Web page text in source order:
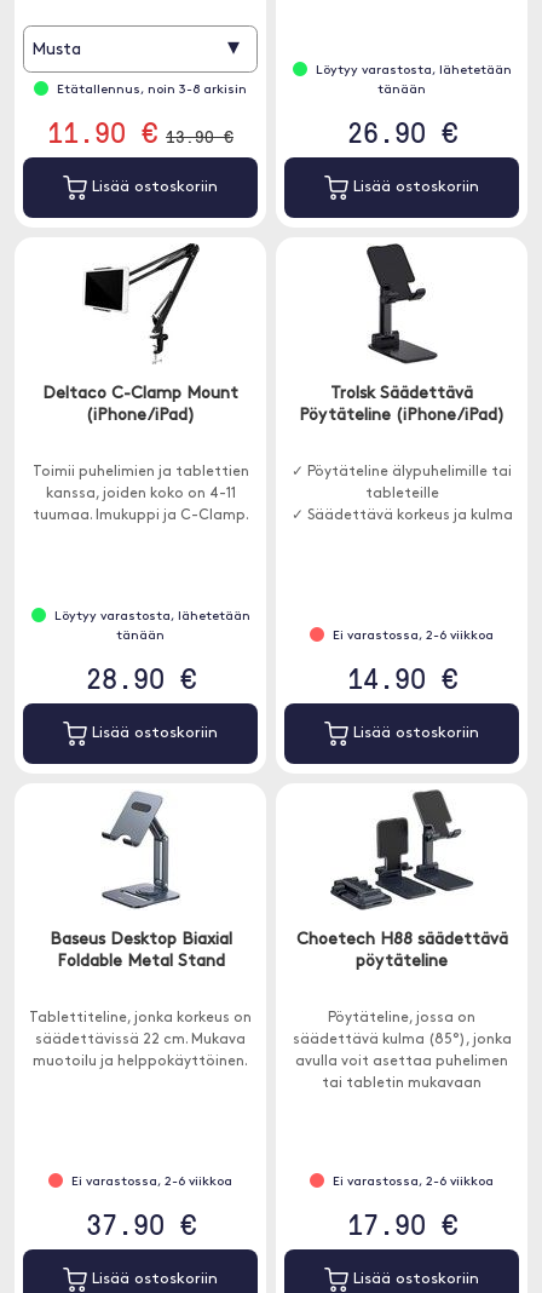
Musta ▾
Etätallennus, noin 3-8 arkisin
11.90 € 13.90 €
Lisää ostoskoriin
Löytyy varastosta, lähetetään
tänään
26.90 €
Lisää ostoskoriin
Deltaco C-Clamp Mount
(iPhone/iPad)
Toimii puhelimien ja tablettien
kanssa, joiden koko on 4-11
tuumaa. Imukuppi ja C-Clamp.
Löytyy varastosta, lähetetään
tänään
28.90 €
Lisää ostoskoriin
Trolsk Säädettävä
Pöytäteline (iPhone/iPad)
✓ Pöytäteline älypuhelimille tai
tableteille
✓ Säädettävä korkeus ja kulma
Ei varastossa, 2-6 viikkoa
14.90 €
Lisää ostoskoriin
Baseus Desktop Biaxial
Foldable Metal Stand
Tablettiteline, jonka korkeus on
säädettävissä 22 cm. Mukava
muotoilu ja helppokäyttöinen.
Ei varastossa, 2-6 viikkoa
37.90 €
Lisää ostoskoriin
Choetech H88 säädettävä
pöytäteline
Pöytäteline, jossa on
säädettävä kulma (85°), jonka
avulla voit asettaa puhelimen
tai tabletin mukavaan
Ei varastossa, 2-6 viikkoa
17.90 €
Lisää ostoskoriin